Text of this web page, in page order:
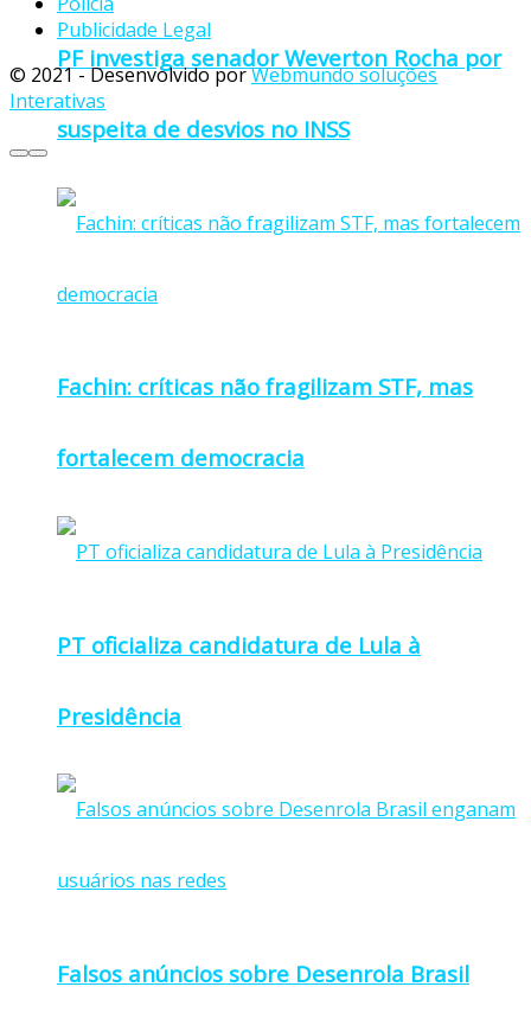
PF investiga senador Weverton Rocha por
suspeita de desvios no INSS
Fachin: críticas não fragilizam STF, mas
fortalecem democracia
PT oficializa candidatura de Lula à
Presidência
Falsos anúncios sobre Desenrola Brasil
Publicidade Legal
© 2021 - Desenvolvido porWebmundo soluções
Interativas